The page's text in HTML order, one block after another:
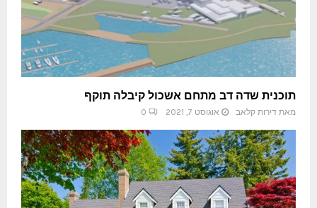
תוכנית שדה דב מתחם אשכול קיבלה תוקף
מאת דירות קלאב אוגוסט 7, 2021 0